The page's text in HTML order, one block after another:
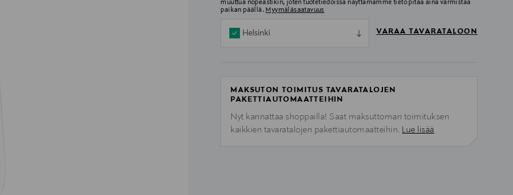
muuttua nopeastikin, joten tuotetiedoissa näyttämämme tieto pitää aina varmistaa
paikan päällä. Myymäläsaatavuus
Helsinki VARAA TAVARATALOON
MAKSUTON TOIMITUS TAVARATALOJEN
PAKETTIAUTOMAATTEIHIN
Nyt kannattaa shoppailla! Saat maksuttoman toimituksen
kaikkien tavaratalojen pakettiautomaatteihin. Lue lisää